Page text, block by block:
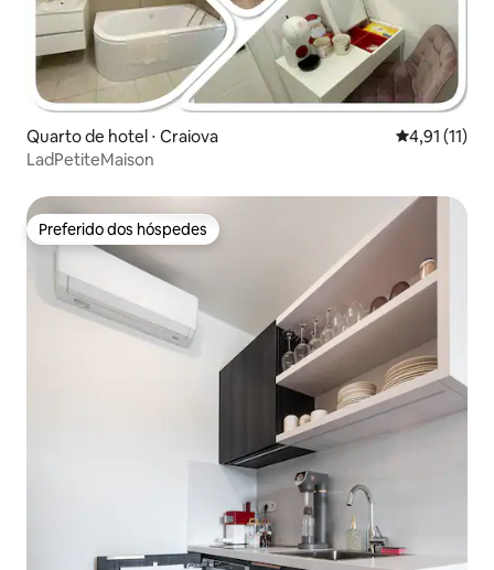
Quarto de hotel ⋅ Craiova 4,91 de uma
4,91 (11)
LadPetiteMaison
Preferido dos hóspedes
Preferido dos hóspedes